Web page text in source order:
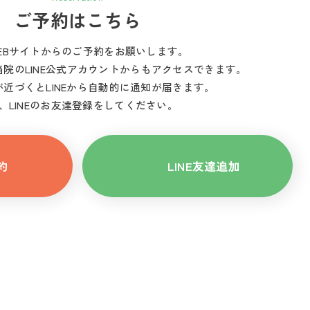
ご予約はこちら
サイトからのご予約をお願いします。
のLINE公式アカウントからもアクセスできます。
づくとLINEから自動的に通知が届きます。
LINEのお友達登録をしてください。
LINE友達追加